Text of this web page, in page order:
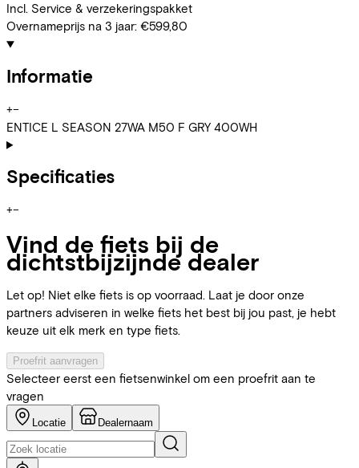
Incl. Service & verzekeringspakket
Overnameprijs na 3 jaar: €599,80
Informatie
+−
ENTICE L SEASON 27WA M50 F GRY 400WH
Specificaties
+−
Vind de fiets bij de
dichtstbijzijnde dealer
Let op! Niet elke fiets is op voorraad. Laat je door onze
partners adviseren in welke fiets het best bij jou past, je hebt
keuze uit elk merk en type fiets.
Proefrit aanvragen
Selecteer eerst een fietsenwinkel om een proefrit aan te
vragen
Locatie Dealernaam